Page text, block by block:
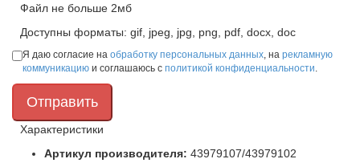
Файл не больше 2мб
Доступны форматы: gif, jpeg, jpg, png, pdf, docx, doc
Я даю согласие на обработку персональных данных , на рекламную
коммуникацию и соглашаюсь с политикой конфиденциальности
Характеристики
Артикул производителя: 43979107/43979102